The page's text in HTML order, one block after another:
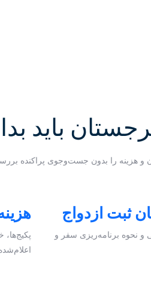
باید
و هزینه را بدون جست‌وجوی پراکنده
ثبت ازدواج
و نحوه برنامه‌ریزی سفر و
پکیج‌ها،